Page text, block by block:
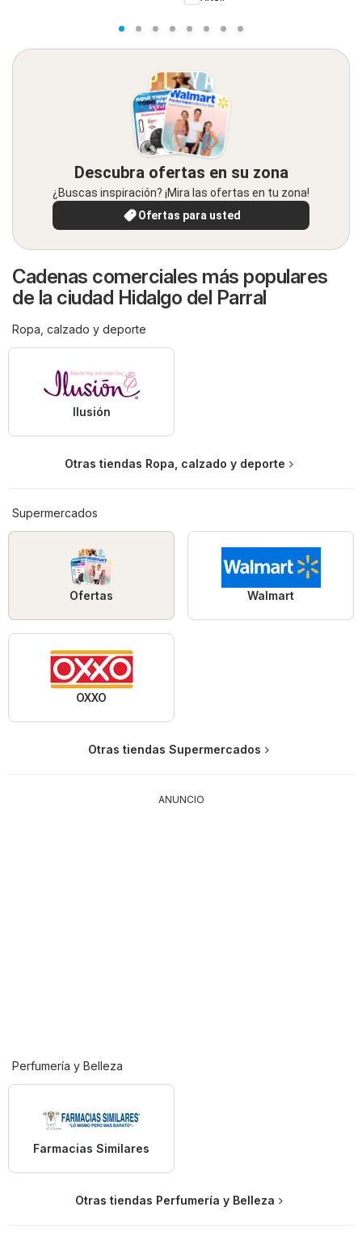
Descubra ofertas en su zona
¿Buscas inspiración? ¡Mira las ofertas en tu zona!
Ofertas para usted
Cadenas comerciales más populares
de la ciudad Hidalgo del Parral
Ropa, calzado y deporte
Ilusión
Otras tiendas Ropa, calzado y deporte
Supermercados
Ofertas Walmart
OXXO
Otras tiendas Supermercados
ANUNCIO
Perfumería y Belleza
Farmacias Similares
Otras tiendas Perfumería y Belleza